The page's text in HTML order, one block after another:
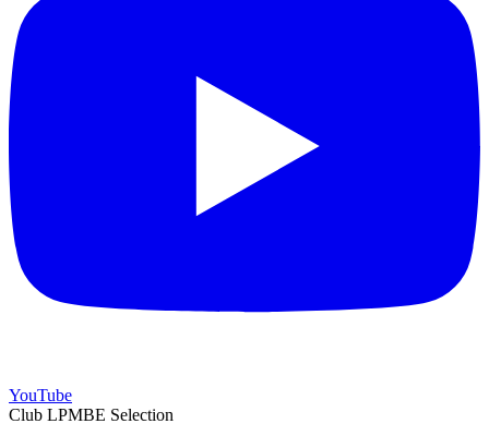
YouTube
Club LPMBE Selection